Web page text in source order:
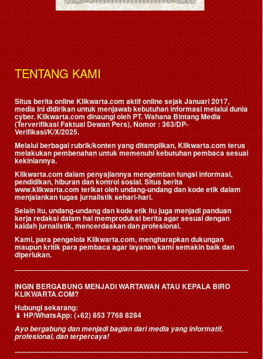
TENTANG KAMI
Situs berita online Klikwarta.com aktif online sejak Januari 2017,
media ini didirikan untuk menjawab kebutuhan informasi melalui dunia
cyber. Klikwarta.com dinaungi oleh PT. Wahana Bintang Media
(Terverifikasi Faktual Dewan Pers), Nomor : 363/DP-
Verifikasi/K/X/2025.
Melalui berbagai rubrik/konten yang ditampilkan, Klikwarta.com terus
melakukan pembenahan untuk memenuhi kebutuhan pembaca sesuai
kekiniannya.
Klikwarta.com dalam penyajiannya mengemban fungsi informasi,
pendidikan, hiburan dan kontrol sosial. Situs berita
www.klikwarta.com terikat oleh undang-undang dan kode etik dalam
menjalankan tugas jurnalistik sehari-hari.
Selain itu, undang-undang dan kode etik itu juga menjadi panduan
kerja redaksi dalam hal memproduksi berita agar sesuai dengan
kaidah jurnalistik, mencerdaskan dan profesional.
Kami, para pengelola Klikwarta.com, mengharapkan dukungan
maupun kritik para pembaca agar layanan kami semakin baik dan
diperlukan.
INGIN BERGABUNG MENJADI WARTAWAN ATAU KEPALA BIRO
KLIKWARTA.COM?
Hubungi sekarang:
📱HP/WhatsApp:(+62) 853 7768 8284
Ayo bergabung dan menjadi bagian dari media yang informatif,
profesional, dan terpercaya!